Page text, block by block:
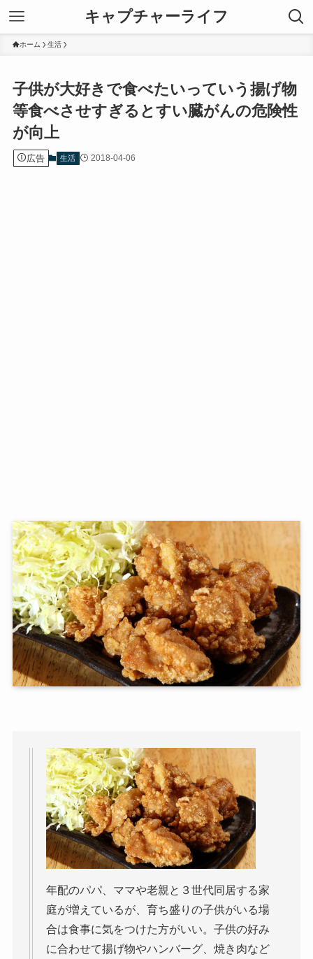
キャプチャーライフ
ホーム 生活
子供が大好きで食べたいっていう揚げ物
等食べさせすぎるとすい臓がんの危険性
が向上
広告 生活 2018-04-06
年配のパパ、ママや老親と３世代同居する家
庭が増えているが、育ち盛りの子供がいる場
合は食事に気をつけた方がいい。子供の好み
に合わせて揚げ物やハンバーグ、焼き肉など